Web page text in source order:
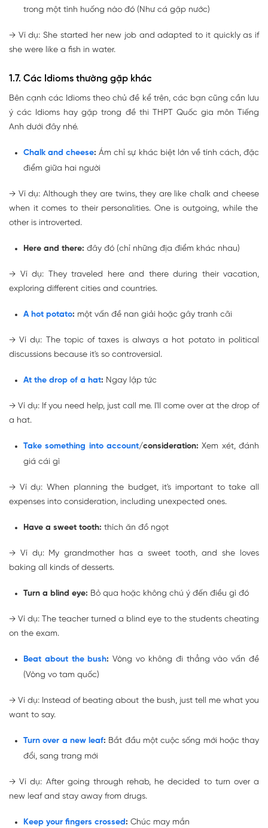
trong một tình huống nào đó (Như cá gặp nước)
→ Ví dụ: She started her new job and adapted to it quickly as if
she were like a fish in water.
1.7. Các Idioms thường gặp khác
Bên cạnh các Idioms theo chủ đề kể trên, các bạn cũng cần lưu
ý các Idioms hay gặp trong đề thi THPT Quốc gia môn Tiếng
Anh dưới đây nhé.
Chalk and cheese:Ám chỉ sự khác biệt lớn về tính cách, đặc
điểm giữa hai người
→ Ví dụ: Although they are twins, they are like chalk and cheese
when it comes to their personalities. One is outgoing, while the
other is introverted.
Here and there: đây đó (chỉ những địa điểm khác nhau)
→ Ví dụ: They traveled here and thereduring their vacation,
exploring different cities and countries.
A hot potato: một vấn đề nan giải hoặc gây tranh cãi
→Ví dụ: The topic of taxes is alwaysa hot potatoin political
discussions because it's so controversial.
At the drop of a hat: Ngay lập tức
→ Ví dụ: If you need help, just call me. I'll come over at the drop of
a hat.
Take something into account/consideration:Xem xét, đánh
giá cái gì
→ Ví dụ: When planning the budget, it's important totake all
expenses into consideration, including unexpected ones.
Have a sweet tooth: thích ăn đồ ngọt
→ Ví dụ: My grandmother has a sweet tooth, and she loves
baking all kinds of desserts.
Turn a blind eye: Bỏ qua hoặc không chú ý đến điều gì đó
→ Ví dụ: The teacher turned a blind eye to the students cheating
on the exam.
Beat about the bush:Vòng vo không đi thẳng vào vấn đề
(Vòng vo tam quốc)
→Ví dụ: Instead of beating about the bush, just tell me what you
want to say.
Turn over a new leaf: Bắt đầu một cuộc sống mới hoặc thay
đổi, sang trang mới
→Ví dụ: After going through rehab, he decided to turn over a
new leafand stay away from drugs.
Keep your fingers crossed: Chúc may mắn